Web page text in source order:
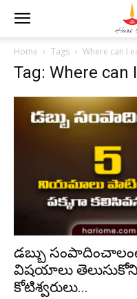
Home Tags Where can I
Tag: Where can
డ‌బ్బు
విషయాలు
కోటిశ్వరులు...